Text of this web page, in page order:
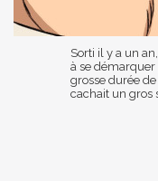
Sorti il y a un
à se démarquer
grosse durée
cachait un gros